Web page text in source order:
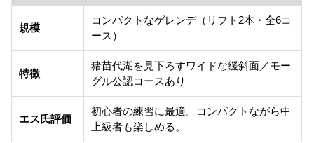
規模
コンパクトなゲレンデ（リフト2本・全6コ
ース）
特徴
猪苗代湖を見下ろすワイドな緩斜面／モー
グル公認コースあり
エス氏評価
初心者の練習に最適。コンパクトながら中
上級者も楽しめる。